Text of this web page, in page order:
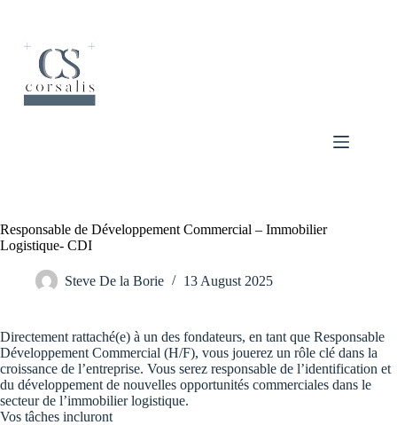
Responsable de Développement Commercial – Immobilier
Logistique- CDI
Steve De la Borie 13 August 2025
Directement rattaché(e) à un des fondateurs, en tant que Responsable
Développement Commercial (H/F), vous jouerez un rôle clé dans la
croissance de l’entreprise. Vous serez responsable de l’identification et
du développement de nouvelles opportunités commerciales dans le
secteur de l’immobilier logistique.
Vos tâches incluront